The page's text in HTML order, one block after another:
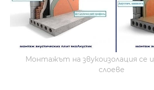
Монтажът на звукоизолация се
слоеве